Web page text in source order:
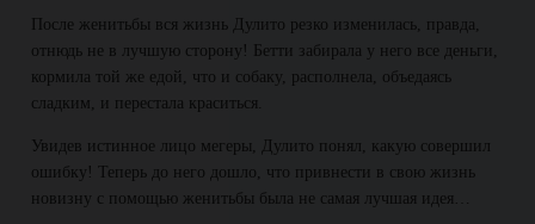
После женитьбы вся жизнь Дулито резко изменилась, правда,
отнюдь не в лучшую сторону! Бетти забирала у него все деньги,
кормила той же едой, что и собаку, располнела, объедаясь
сладким, и перестала краситься.
Увидев истинное лицо мегеры, Дулито понял, какую совершил
ошибку! Теперь до него дошло, что привнести в свою жизнь
новизну с помощью женитьбы была не самая лучшая идея…